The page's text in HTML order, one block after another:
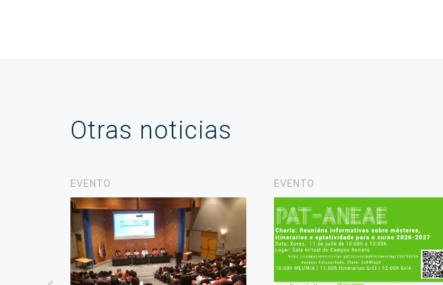
Otras noticias
EVENTO EVENTO